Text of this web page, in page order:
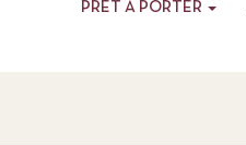
PRÊT À PORTER